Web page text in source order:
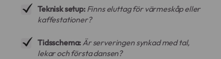
Teknisk setup: Finns eluttag för värmeskåp eller
kaffestationer?
Tidsschema: Är serveringen synkad med tal,
lekar och första dansen?